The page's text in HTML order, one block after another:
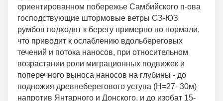
ориентированном побережье Самбийского п-ова
господствующие штормовые ветры СЗ-ЮЗ
румбов подходят к берегу примерно по нормали,
что приводит к ослаблению вдольбереговых
течений и потока наносов, при относительном
возрастании роли миграционных подвижек и
поперечного выноса наносов на глубины - до
подножия древнеберегового уступа (Н=27- 30м)
напротив Янтарного и Донского, и до изобат 15-